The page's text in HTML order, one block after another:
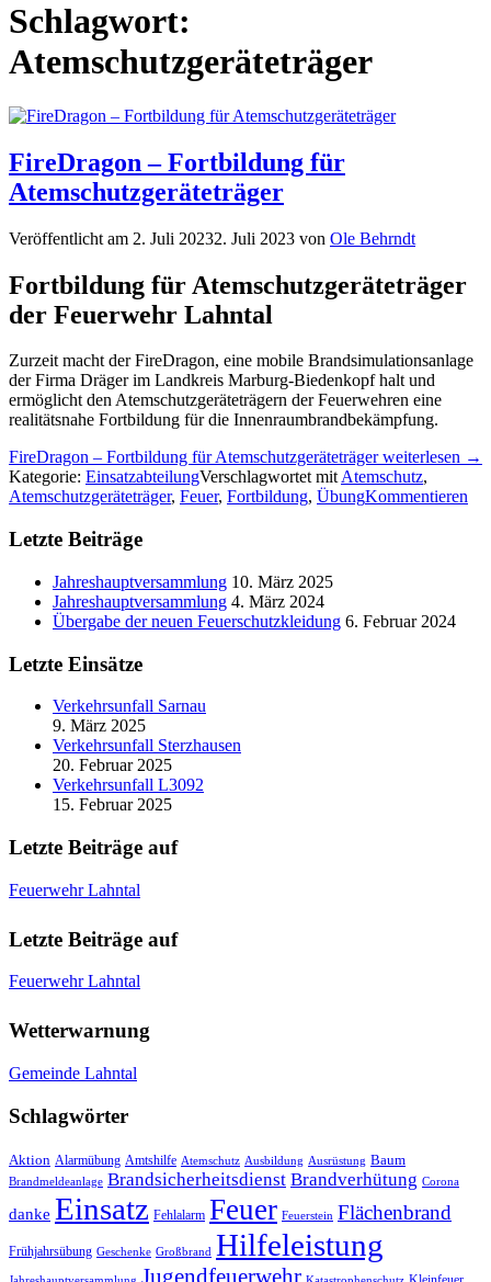
Schlagwort:
Atemschutzgeräteträger
FireDragon – Fortbildung für
Atemschutzgeräteträger
Veröffentlicht am 2. Juli 20232. Juli 2023 von Ole Behrndt
Fortbildung für Atemschutzgeräteträger
der Feuerwehr Lahntal
Zurzeit macht der FireDragon, eine mobile Brandsimulationsanlage
der Firma Dräger im Landkreis Marburg-Biedenkopf halt und
ermöglicht den Atemschutzgeräteträgern der Feuerwehren eine
realitätsnahe Fortbildung für die Innenraumbrandbekämpfung.
FireDragon – Fortbildung für Atemschutzgeräteträger weiterlesen →
Kategorie: EinsatzabteilungVerschlagwortet mitAtemschutz,
Atemschutzgeräteträger, Feuer, Fortbildung, ÜbungKommentieren
Letzte Beiträge
Jahreshauptversammlung 10. März 2025
Jahreshauptversammlung 4. März 2024
Übergabe der neuen Feuerschutzkleidung 6. Februar 2024
Letzte Einsätze
Verkehrsunfall Sarnau
9. März 2025
Verkehrsunfall Sterzhausen
20. Februar 2025
Verkehrsunfall L3092
15. Februar 2025
Letzte Beiträge auf
Feuerwehr Lahntal
Letzte Beiträge auf
Feuerwehr Lahntal
Wetterwarnung
Gemeinde Lahntal
Schlagwörter
Aktion Alarmübung Amtshilfe Atemschutz Ausbildung Ausrüstung Baum
Brandmeldeanlage Brandsicherheitsdienst Brandverhütung Corona
danke Einsatz Fehlalarm Feuer Feuerstein Flächenbrand
Frühjahrsübung Geschenke Großbrand Hilfeleistung
Jugendfeuerwehr